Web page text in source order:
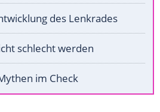
des Lenkrades
schlecht werden
im Check